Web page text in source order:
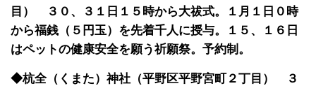
目） ３０、３１日１５時から大祓式。１月１日０時
から福銭（５円玉）を先着千人に授与。１５、１６日
はペットの健康安全を願う祈願祭。予約制。
◆杭全（くまた）神社（平野区平野宮町２丁目） ３